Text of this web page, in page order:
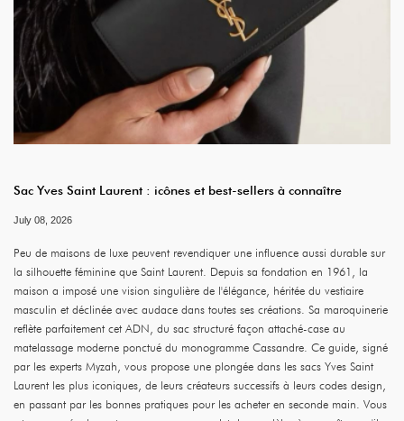
Sac Yves Saint Laurent : icônes et best-sellers à connaître
July 08, 2026
Peu de maisons de luxe peuvent revendiquer une influence aussi durable sur
la silhouette féminine que Saint Laurent. Depuis sa fondation en 1961, la
maison a imposé une vision singulière de l'élégance, héritée du vestiaire
masculin et déclinée avec audace dans toutes ses créations. Sa maroquinerie
reflète parfaitement cet ADN, du sac structuré façon attaché-case au
matelassage moderne ponctué du monogramme Cassandre. Ce guide, signé
par les experts Myzah, vous propose une plongée dans les sacs Yves Saint
Laurent les plus iconiques, de leurs créateurs successifs à leurs codes design,
en passant par les bonnes pratiques pour les acheter en seconde main. Vous